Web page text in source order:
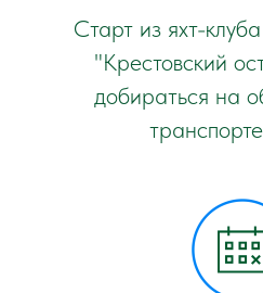
Старт из яхт-
"Крестовский
добираться на